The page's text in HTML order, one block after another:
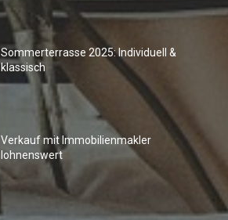
Sommerterrasse 2025: Individuell &
klassisch
Verkauf mit Immobilienmakler
lohnenswert